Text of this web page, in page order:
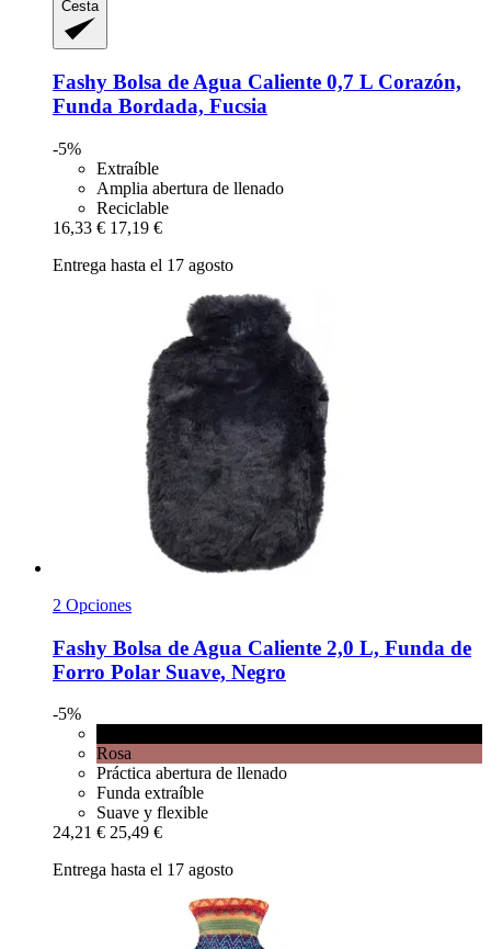
Cesta
Fashy Bolsa de Agua Caliente 0,7 L Corazón,
Funda Bordada, Fucsia
-5%
Extraíble
Amplia abertura de llenado
Reciclable
16,33 € 17,19 €
Entrega hasta el 17 agosto
2 Opciones
Fashy Bolsa de Agua Caliente 2,0 L, Funda de
Forro Polar Suave, Negro
-5%
Rosa
Práctica abertura de llenado
Funda extraíble
Suave y flexible
24,21 € 25,49 €
Entrega hasta el 17 agosto